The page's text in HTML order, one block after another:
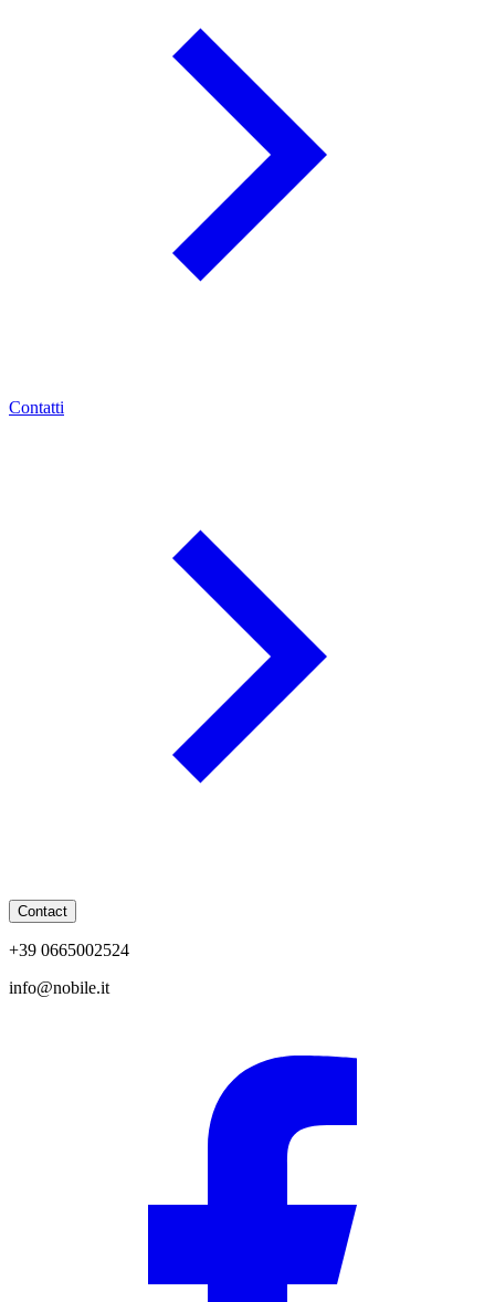
Contatti
Contact
+39 0665002524
info@nobile.it